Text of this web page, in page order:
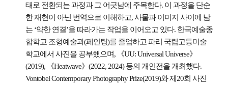
태로 전환되는 과정과 그 어긋남에 주목한다. 이 과정을 단순
한 재현이 아닌 번역으로 이해하고, 사물과 이미지 사이에 남
는 ‘약한 연결’을 따라가는 작업을 이어오고 있다. 한국예술종
합학교 조형예술과(페인팅)를 졸업하고 파리 국립고등미술
학교에서 사진을 공부했으며, 《UU: Universal Universe》
(2019), 《Heatwave》(2022, 2024) 등의 개인전을 개최했다.
Vontobel Contemporary Photography Prize(2019)와 제20회 사진